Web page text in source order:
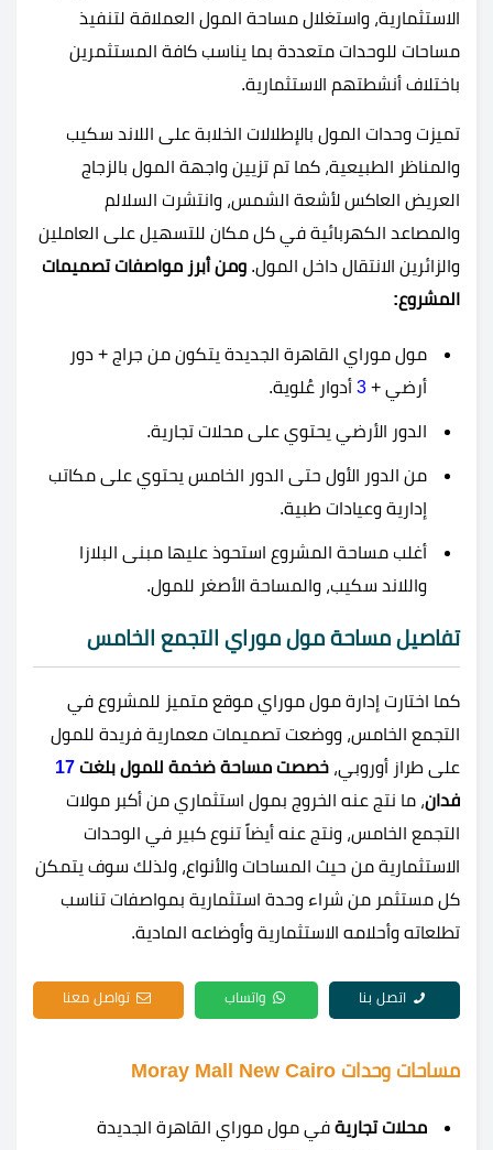
الاستثمارية، واستغلال مساحة المول العملاقة لتنفيذ
مساحات للوحدات متعددة بما يناسب كافة المستثمرين
باختلاف أنشطتهم الاستثمارية.
تميزت وحدات المول بالإطلالات الخلابة على اللاند سكيب
والمناظر الطبيعية، كما تم تزيين واجهة المول بالزجاج
العريض العاكس لأشعة الشمس، وانتشرت السلالم
والمصاعد الكهربائية في كل مكان للتسهيل على العاملين
والزائرين الانتقال داخل المول. ومن أبرز مواصفات تصميمات
المشروع:
مول موراي القاهرة الجديدة يتكون من جراج + دور
أرضي + 3 أدوار عُلوية.
الدور الأرضي يحتوي على محلات تجارية.
من الدور الأول حتى الدور الخامس يحتوي على مكاتب
إدارية وعيادات طبية.
أغلب مساحة المشروع استحوذ عليها مبنى البلازا
واللاند سكيب، والمساحة الأصغر للمول.
تفاصيل مساحة مول موراي التجمع الخامس
كما اختارت إدارة مول موراي موقع متميز للمشروع في
التجمع الخامس، ووضعت تصميمات معمارية فريدة للمول
على طراز أوروبي، خصصت مساحة ضخمة للمول بلغت 17
فدان، ما نتج عنه الخروج بمول استثماري من أكبر مولات
التجمع الخامس، ونتج عنه أيضاً تنوع كبير في الوحدات
الاستثمارية من حيث المساحات والأنواع، ولذلك سوف يتمكن
كل مستثمر من شراء وحدة استثمارية بمواصفات تناسب
تطلعاته وأحلامه الاستثمارية وأوضاعه المادية.
اتصل بنا واتساب تواصل معنا
مساحات وحدات Moray Mall New Cairo
محلات تجارية في مول موراي القاهرة الجديدة